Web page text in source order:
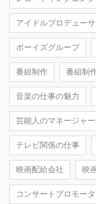
アイドルプロデュー
ボーイズグループ
番組制作 番組制
音楽の仕事の魅力
芸能人のマネージャー
テレビ関係の仕事
映画配給会社 映
コンサートプロモー